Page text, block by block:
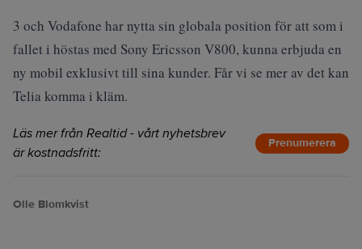
3 och Vodafone har nytta sin globala position för att som i
fallet i höstas med Sony Ericsson V800, kunna erbjuda en
ny mobil exklusivt till sina kunder. Får vi se mer av det kan
Telia komma i kläm.
Läs mer från Realtid - vårt nyhetsbrev
är kostnadsfritt:
Prenumerera
Olle Blomkvist